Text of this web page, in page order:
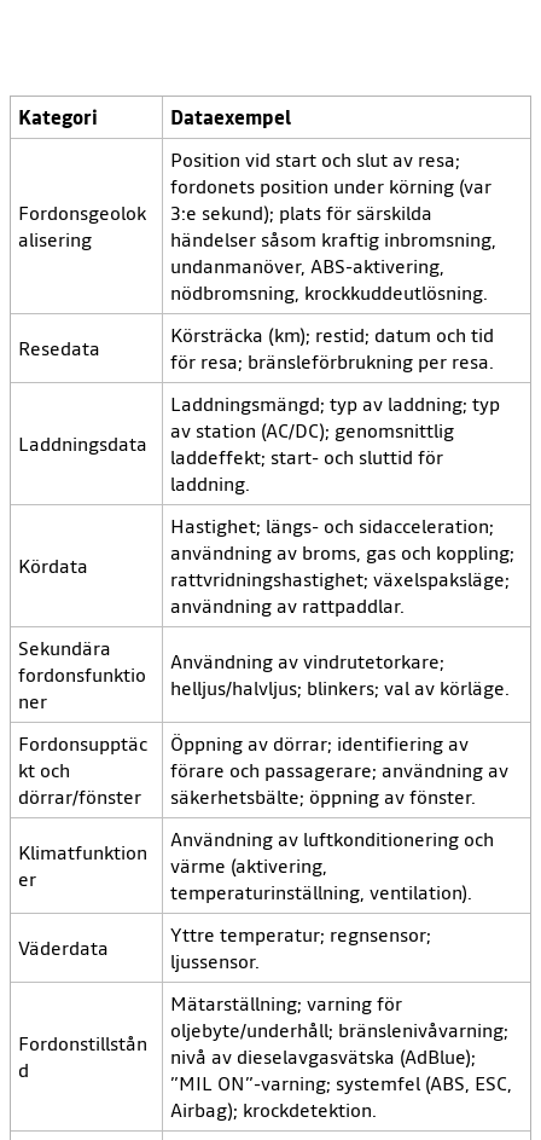
Kategori Dataexempel
Fordonsgeolok
alisering
Position vid start och slut av resa;
fordonets position under körning (var
3:e sekund); plats för särskilda
händelser såsom kraftig inbromsning,
undanmanöver, ABS-aktivering,
nödbromsning, krockkuddeutlösning.
Resedata
Körsträcka (km); restid; datum och tid
för resa; bränsleförbrukning per resa.
Laddningsdata
Laddningsmängd; typ av laddning; typ
av station (AC/DC); genomsnittlig
laddeffekt; start- och sluttid för
laddning.
Kördata
Hastighet; längs- och sidacceleration;
användning av broms, gas och koppling;
rattvridningshastighet; växelspaksläge;
användning av rattpaddlar.
Sekundära
fordonsfunktio
ner
Användning av vindrutetorkare;
helljus/halvljus; blinkers; val av körläge.
Fordonsupptäc
kt och
dörrar/fönster
Öppning av dörrar; identifiering av
förare och passagerare; användning av
säkerhetsbälte; öppning av fönster.
Klimatfunktion
er
Användning av luftkonditionering och
värme (aktivering,
temperaturinställning, ventilation).
Väderdata
Yttre temperatur; regnsensor;
ljussensor.
Fordonstillstån
d
Mätarställning; varning för
oljebyte/underhåll; bränslenivåvarning;
nivå av dieselavgasvätska (AdBlue);
”MIL ON”-varning; systemfel (ABS, ESC,
Airbag); krockdetektion.